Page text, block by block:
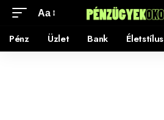
Aa
Pénz Üzlet Bank Életstílus